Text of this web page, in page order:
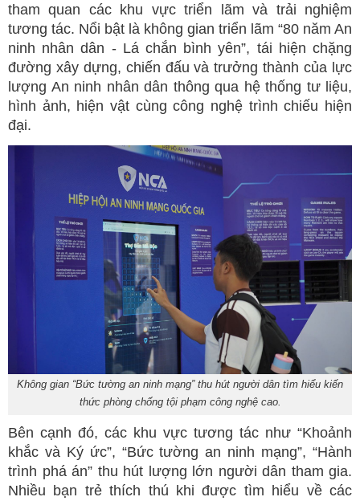
tham quan các khu vực triển lãm và trải nghiệm
tương tác. Nổi bật là không gian triển lãm “80 năm An
ninh nhân dân - Lá chắn bình yên”, tái hiện chặng
đường xây dựng, chiến đấu và trưởng thành của lực
lượng An ninh nhân dân thông qua hệ thống tư liệu,
hình ảnh, hiện vật cùng công nghệ trình chiếu hiện
đại.
Không gian “Bức tường an ninh mạng” thu hút người dân tìm hiểu kiến
thức phòng chống tội phạm công nghệ cao.
Bên cạnh đó, các khu vực tương tác như “Khoảnh
khắc và Ký ức”, “Bức tường an ninh mạng”, “Hành
trình phá án” thu hút lượng lớn người dân tham gia.
Nhiều bạn trẻ thích thú khi được tìm hiểu về các